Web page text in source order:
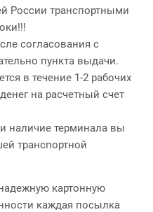
России транспортными
согласования с
пункта выдачи.
в течение 1-2 рабочих
на расчетный счет
наличие терминала вы
транспортной
картонную
каждая посылка